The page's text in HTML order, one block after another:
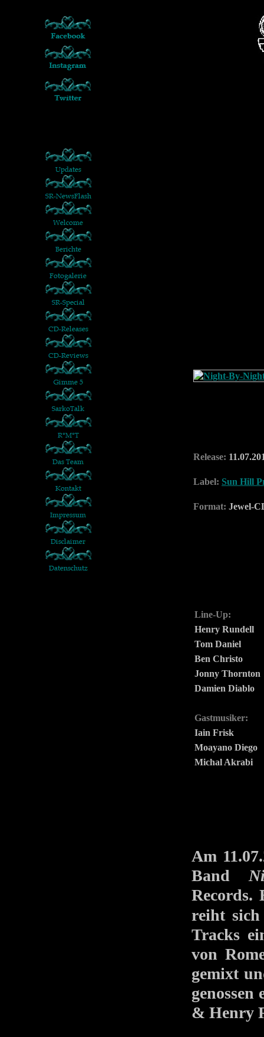
Release:
Label: Sun Hill
Format: Jewel-
Line-Up:
Henry Rundell
Tom Daniel
Ben Christo
Jonny Thornton
Damien Diablo
Gastmusiker:
Iain Frisk
Moayano Diego
Michal Akrabi
Am
Band
reiht
Tracks
von
gemixt
& Henry